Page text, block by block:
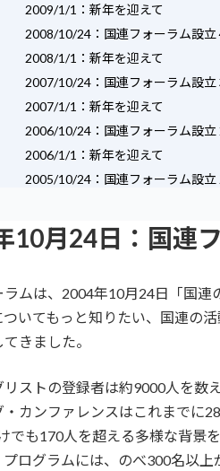
2009/1/1：新年を迎えて
2008/10/24：国連フォーラム設立
2008/1/1：新年を迎えて
2007/10/24：国連フォーラム設立
2007/1/1：新年を迎えて
2006/10/24：国連フォーラム設立
2006/1/1：新年を迎えて
2005/10/24：国連フォーラム設
10月24日：国連
ラムは、2004年10月24日「国
ついてもっと知りたい、国連の
きました。
リストの登録者は約9000人を数
・カンファレンスはこれまでに
でも170人を超える多様な背景
プログラムには、のべ300名以